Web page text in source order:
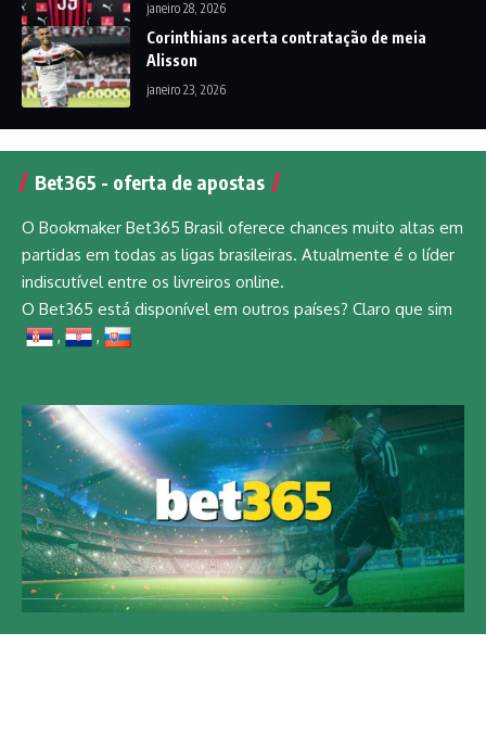
janeiro 28, 2026
Corinthians acerta contratação de meia
Alisson
janeiro 23, 2026
Bet365 - oferta de apostas
O Bookmaker Bet365 Brasil oferece chances muito altas em
partidas em todas as ligas brasileiras. Atualmente é o líder
indiscutível entre os livreiros online.
O Bet365 está disponível em outros países? Claro que sim
,
,